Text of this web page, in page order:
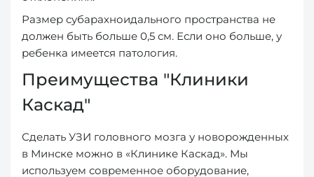
Размер субарахноидального пространства не
должен быть больше 0,5 см. Если оно больше, у
ребенка имеется патология.
Преимущества "Клиники
Каскад"
Сделать УЗИ головного мозга у новорожденных
в Минске можно в «Клинике Каскад». Мы
используем современное оборудование,